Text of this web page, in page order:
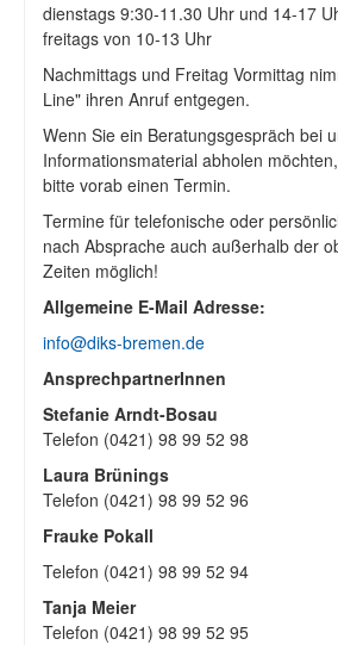
dienstags 9:30-11.30 Uhr und 14-17
freitags von 10-13 Uhr
Nachmittags und Freitag Vormittag
Line" ihren Anruf entgegen.
Wenn Sie ein Beratungsgespräch bei
Informationsmaterial abholen
bitte vorab einen Termin.
Termine für telefonische oder
nach Absprache auch außerhalb der
Zeiten möglich!
Allgemeine E-Mail Adresse:
info@diks-bremen.de
AnsprechpartnerInnen
Stefanie Arndt-Bosau
Telefon (0421) 98 99 52 98
Laura Brünings
Telefon (0421) 98 99 52 96
Frauke Pokall
Telefon (0421) 98 99 52 94
Tanja Meier
Telefon (0421) 98 99 52 95